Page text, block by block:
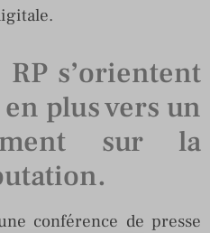
s’orientent
plus vers un
sur la
conférence de presse